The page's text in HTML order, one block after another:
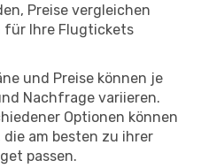
Preise vergleichen
für Ihre Flugtickets
und Preise können je
Nachfrage variieren.
Optionen können
die am besten zu ihrer
passen.